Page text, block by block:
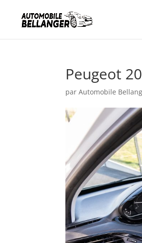
Peugeot
parAutomobile